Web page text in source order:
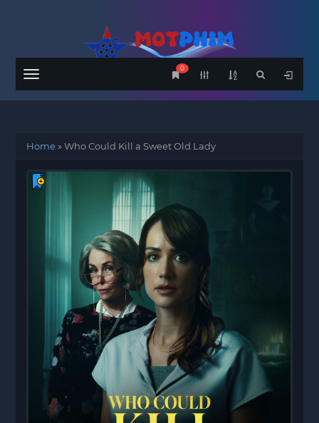
Menu
0
Home»Who Could Kill a Sweet Old Lady